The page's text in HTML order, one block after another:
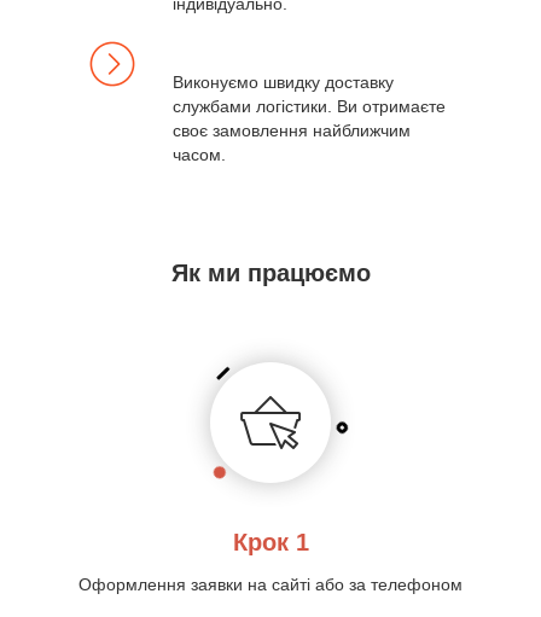
Виконуємо швидку доставку
службами логістики. Ви отримаєте
своє замовлення найближчим
часом.
Як ми працюємо
Крок 1
Оформлення заявки на сайті або за телефоном